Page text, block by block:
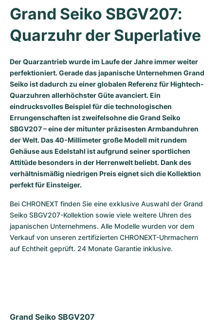
Milgauss
Oyster Perpetual
Yacht-Master
Yacht-Master II
Sea-Dweller
Sky-Dweller
Submariner
Damenuhren
Ronde
Rotonde
Crash
Pasha
Tortue
Baignoire
Ballon Blanc
Roadster
Damenuhren
Professional
Bentley
Transocean
Cockpit
Chronospace
Super Avenger
Galactic
Montbrillant
Damenuhren
Formula 1
Grand Carrera
Gebraucht
Damenuhren
Portofino
Portugieser
Da Vinci
Aquatimer
Spitfire
GST
Vintage
Gebraucht
Spirit of Big Bang
King Power
Gebraucht
Grand Seiko SBGV207:
Quarzuhr der Superlative
Der Quarzantrieb wurde im Laufe der Jahre immer weiter
perfektioniert. Gerade das japanische Unternehmen Grand
Seiko ist dadurch zu einer globalen Referenz für Hightech-
Quarzuhren allerhöchster Güte avanciert. Ein
eindrucksvolles Beispiel für die technologischen
Errungenschaften ist zweifelsohne die Grand Seiko
SBGV207 – eine der mitunter präzisesten Armbanduhren
der Welt. Das 40-Millimeter große Modell mit rundem
Gehäuse aus Edelstahl ist aufgrund seiner sportlichen
Attitüde besonders in der Herrenwelt beliebt. Dank des
verhältnismäßig niedrigen Preis eignet sich die Kollektion
perfekt für Einsteiger.
Bei CHRONEXT finden Sie eine exklusive Auswahl der Grand
Seiko SBGV207-Kollektion sowie viele weitere Uhren des
japanischen Unternehmens. Alle Modelle wurden vor dem
Verkauf von unseren zertifizierten CHRONEXT-Uhrmachern
auf Echtheit geprüft. 24 Monate Garantie inklusive.
Grand Seiko SBGV207